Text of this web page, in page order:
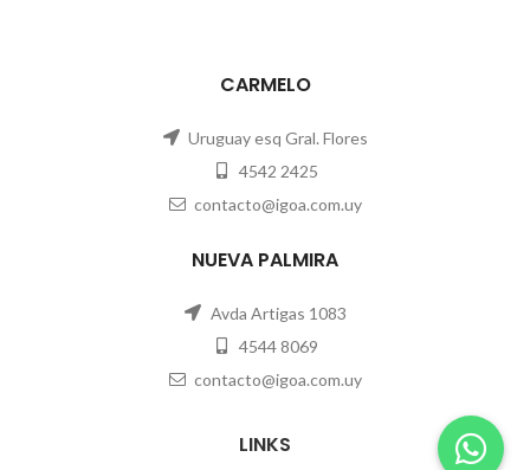
CARMELO
Uruguay esq Gral. Flores
4542 2425
contacto@igoa.com.uy
NUEVA PALMIRA
Avda Artigas 1083
4544 8069
contacto@igoa.com.uy
LINKS